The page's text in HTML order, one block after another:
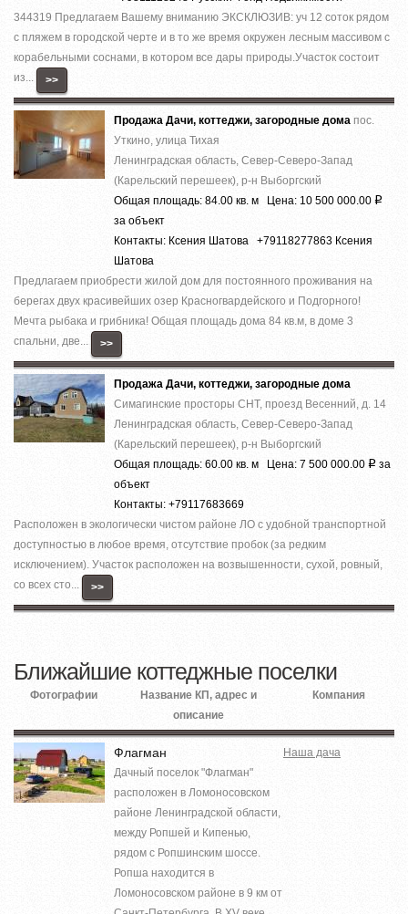
344319 Предлагаем Вашему вниманию ЭКСКЛЮЗИВ: уч 12 соток рядом
с пляжем в городской черте и в то же время окружен лесным массивом с
корабельными соснами, в котором все дары природы.Участок состоит
из...
>>
Продажа Дачи, коттеджи, загородные дома пос.
Уткино, улица Тихая
Ленинградская область, Север-Северо-Запад
(Карельский перешеек), р-н Выборгский
Общая площадь: 84.00 кв. м Цена: 10 500 000.00 Р
за объект
Контакты: Ксения Шатова +79118277863 Ксения
Шатова
Предлагаем приобрести жилой дом для постоянного проживания на
берегах двух красивейших озер Красногвардейского и Подгорного!
Мечта рыбака и грибника! Общая площадь дома 84 кв.м, в доме 3
спальни, две...
>>
Продажа Дачи, коттеджи, загородные дома
Симагинские просторы СНТ, проезд Весенний, д. 14
Ленинградская область, Север-Северо-Запад
(Карельский перешеек), р-н Выборгский
Общая площадь: 60.00 кв. м Цена: 7 500 000.00 Р за
объект
Контакты: +79117683669
Расположен в экологически чистом районе ЛО с удобной транспортной
доступностью в любое время, отсутствие пробок (за редким
исключением). Участок расположен на возвышенности, сухой, ровный,
со всех сто...
>>
Ближайшие коттеджные поселки
Фотографии
Название КП, адрес и
описание
Компания
Флагман
Дачный поселок "Флагман"
расположен в Ломоносовском
районе Ленинградской области,
между Ропшей и Кипенью,
рядом с Ропшинским шоссе.
Ропша находится в
Ломоносовском районе в 9 км от
Наша дача